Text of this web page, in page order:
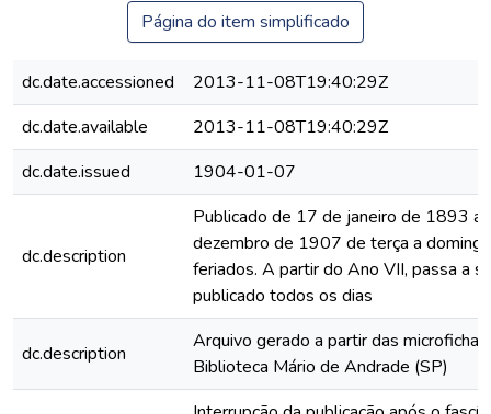
Página do item simplificado
dc.date.accessioned
2013-11-08T19:40:29Z
dc.date.available
2013-11-08T19:40:29Z
dc.date.issued
1904-01-07
dc.description
Publicado de 17 de janeiro de 1893 a
dezembro de 1907 de terça a
feriados. A partir do Ano VII, passa a
publicado todos os dias
dc.description
Arquivo gerado a partir das
Biblioteca Mário de Andrade (SP)